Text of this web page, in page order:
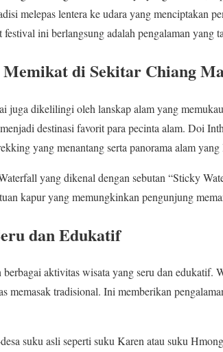
melepas lentera ke udara yang menciptakan
ini berlangsung adalah pengalaman yang
di Sekitar Chiang
juga dikelilingi oleh lanskap alam yang
destinasi favorit para pecinta alam. Doi
yang menantang serta panorama alam yang
yang dikenal dengan sebutan “Sticky
kapur yang memungkinkan pengunjung
dan Edukatif
aktivitas wisata yang seru dan edukatif.
memasak tradisional. Ini memberikan
suku asli seperti suku Karen atau suku